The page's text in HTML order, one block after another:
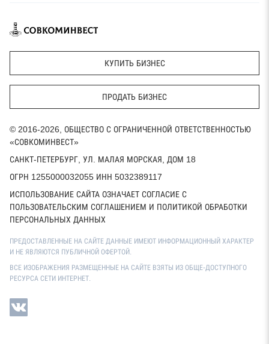
КУПИТЬ БИЗНЕС
ПРОДАТЬ БИЗНЕС
© 2016-2026, ОБЩЕСТВО С ОГРАНИЧЕННОЙ ОТВЕТСТВЕННОСТЬЮ
«СОВКОМИНВЕСТ»
САНКТ-ПЕТЕРБУРГ, УЛ. МАЛАЯ МОРСКАЯ, ДОМ 18
ОГРН 1255000032055 ИНН 5032389117
ИСПОЛЬЗОВАНИЕ САЙТА ОЗНАЧАЕТ СОГЛАСИЕ С
ПОЛЬЗОВАТЕЛЬСКИМ СОГЛАШЕНИЕМ И ПОЛИТИКОЙ ОБРАБОТКИ
ПЕРСОНАЛЬНЫХ ДАННЫХ
ПРЕДОСТАВЛЕННЫЕ НА САЙТЕ ДАННЫЕ ИМЕЮТ ИНФОРМАЦИОННЫЙ ХАРАКТЕР
И НЕ ЯВЛЯЮТСЯ ПУБЛИЧНОЙ ОФЕРТОЙ.
ВСЕ ИЗОБРАЖЕНИЯ РАЗМЕЩЕННЫЕ НА САЙТЕ ВЗЯТЫ ИЗ ОБЩЕ-ДОСТУПНОГО
РЕСУРСА СЕТИ ИНТЕРНЕТ.